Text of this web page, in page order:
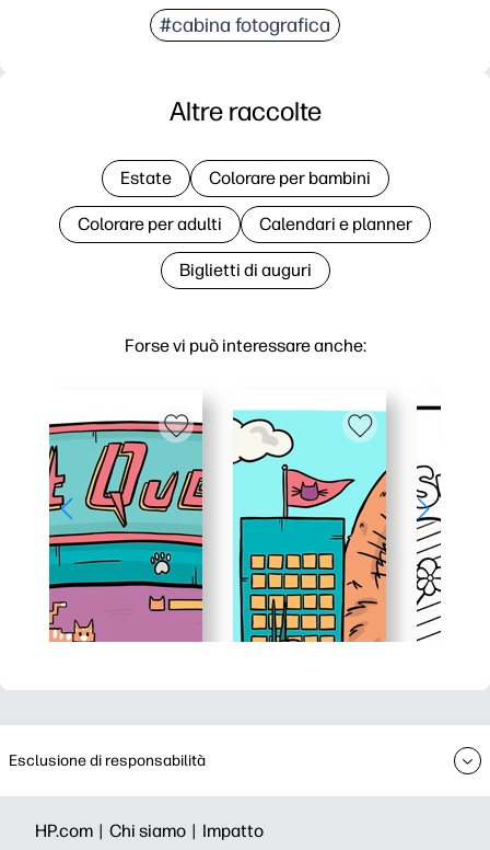
#cabina fotografica
Forse vi può interessare anche:
Altre raccolte
Estate Colorare per bambini
Colorare per adulti Calendari e planner
Biglietti di auguri
Esclusione di responsabilità
HP.com | Chi siamo | Impatto